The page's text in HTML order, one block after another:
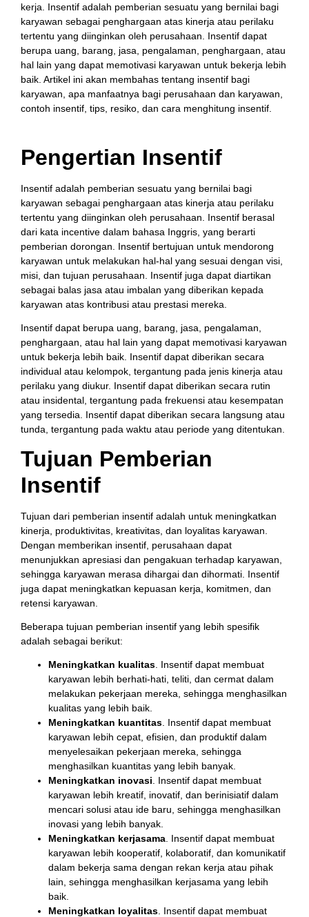
kerja. Insentif adalah pemberian sesuatu yang bernilai bagi
karyawan sebagai penghargaan atas kinerja atau perilaku
tertentu yang diinginkan oleh perusahaan. Insentif dapat
berupa uang, barang, jasa, pengalaman, penghargaan, atau
hal lain yang dapat memotivasi karyawan untuk bekerja lebih
baik. Artikel ini akan membahas tentang insentif bagi
karyawan, apa manfaatnya bagi perusahaan dan karyawan,
contoh insentif, tips, resiko, dan cara menghitung insentif.
Pengertian Insentif
Insentif adalah pemberian sesuatu yang bernilai bagi
karyawan sebagai penghargaan atas kinerja atau perilaku
tertentu yang diinginkan oleh perusahaan. Insentif berasal
dari kata incentive dalam bahasa Inggris, yang berarti
pemberian dorongan. Insentif bertujuan untuk mendorong
karyawan untuk melakukan hal-hal yang sesuai dengan visi,
misi, dan tujuan perusahaan. Insentif juga dapat diartikan
sebagai balas jasa atau imbalan yang diberikan kepada
karyawan atas kontribusi atau prestasi mereka.
Insentif dapat berupa uang, barang, jasa, pengalaman,
penghargaan, atau hal lain yang dapat memotivasi karyawan
untuk bekerja lebih baik. Insentif dapat diberikan secara
individual atau kelompok, tergantung pada jenis kinerja atau
perilaku yang diukur. Insentif dapat diberikan secara rutin
atau insidental, tergantung pada frekuensi atau kesempatan
yang tersedia. Insentif dapat diberikan secara langsung atau
tunda, tergantung pada waktu atau periode yang ditentukan.
Tujuan Pemberian
Insentif
Tujuan dari pemberian insentif adalah untuk meningkatkan
kinerja, produktivitas, kreativitas, dan loyalitas karyawan.
Dengan memberikan insentif, perusahaan dapat
menunjukkan apresiasi dan pengakuan terhadap karyawan,
sehingga karyawan merasa dihargai dan dihormati. Insentif
juga dapat meningkatkan kepuasan kerja, komitmen, dan
retensi karyawan.
Beberapa tujuan pemberian insentif yang lebih spesifik
adalah sebagai berikut:
Meningkatkan kualitas . Insentif dapat membuat
karyawan lebih berhati-hati, teliti, dan cermat dalam
melakukan pekerjaan mereka, sehingga menghasilkan
kualitas yang lebih baik.
Meningkatkan kuantitas . Insentif dapat membuat
karyawan lebih cepat, efisien, dan produktif dalam
menyelesaikan pekerjaan mereka, sehingga
menghasilkan kuantitas yang lebih banyak.
Meningkatkan inovasi . Insentif dapat membuat
karyawan lebih kreatif, inovatif, dan berinisiatif dalam
mencari solusi atau ide baru, sehingga menghasilkan
inovasi yang lebih banyak.
Meningkatkan kerjasama . Insentif dapat membuat
karyawan lebih kooperatif, kolaboratif, dan komunikatif
dalam bekerja sama dengan rekan kerja atau pihak
lain, sehingga menghasilkan kerjasama yang lebih
baik.
Meningkatkan loyalitas . Insentif dapat membuat